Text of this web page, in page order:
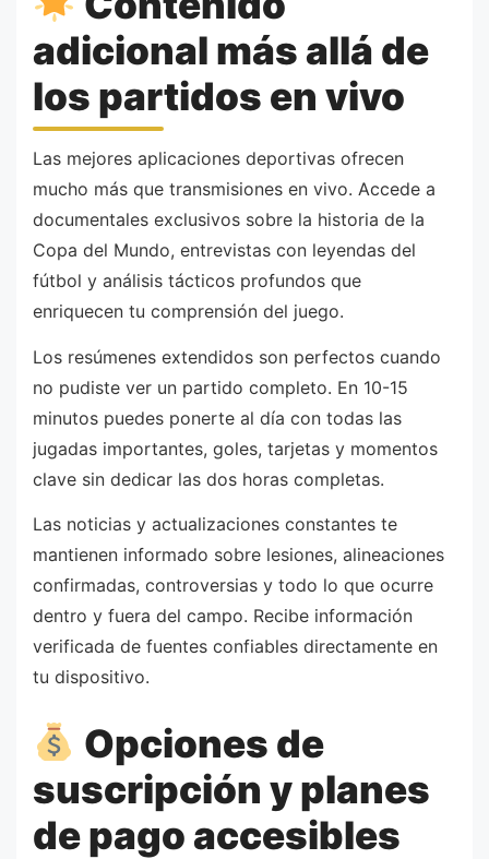
adicional más allá de
los partidos en vivo
Las mejores aplicaciones deportivas ofrecen
mucho más que transmisiones en vivo. Accede a
documentales exclusivos sobre la historia de la
Copa del Mundo, entrevistas con leyendas del
fútbol y análisis tácticos profundos que
enriquecen tu comprensión del juego.
Los resúmenes extendidos son perfectos cuando
no pudiste ver un partido completo. En 10-15
minutos puedes ponerte al día con todas las
jugadas importantes, goles, tarjetas y momentos
clave sin dedicar las dos horas completas.
Las noticias y actualizaciones constantes te
mantienen informado sobre lesiones, alineaciones
confirmadas, controversias y todo lo que ocurre
dentro y fuera del campo. Recibe información
verificada de fuentes confiables directamente en
tu dispositivo.
Opciones de
suscripción y planes
de pago accesibles